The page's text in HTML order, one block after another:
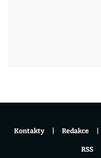
Kontakty Redakce
RSS